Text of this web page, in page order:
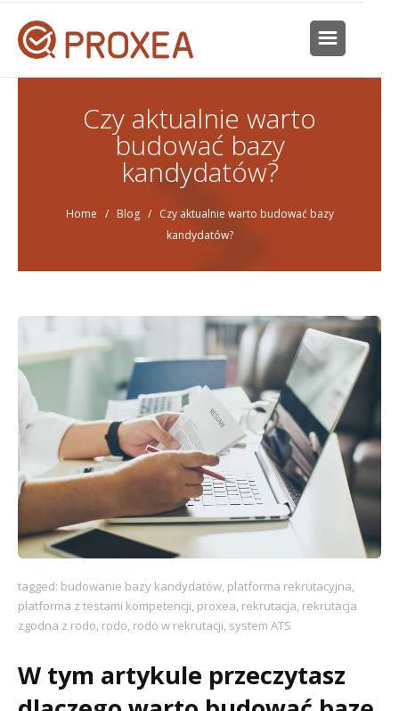
Czy aktualnie warto
budować bazy
kandydatów?
Home / Blog/ Czy aktualnie warto budować bazy
kandydatów?
tagged: budowanie bazy kandydatów, platforma rekrutacyjna,
platforma z testami kompetencji, proxea, rekrutacja, rekrutacja
zgodna z rodo, rodo, rodo w rekrutacji, system ATS
W tym artykule przeczytasz